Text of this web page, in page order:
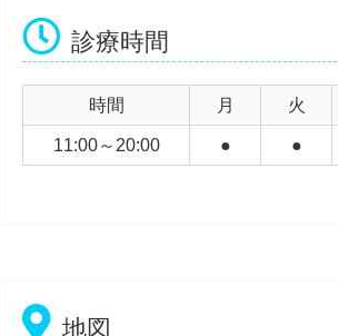
診療時間
時間 月 火
11:00～20:00 ● ●
地図